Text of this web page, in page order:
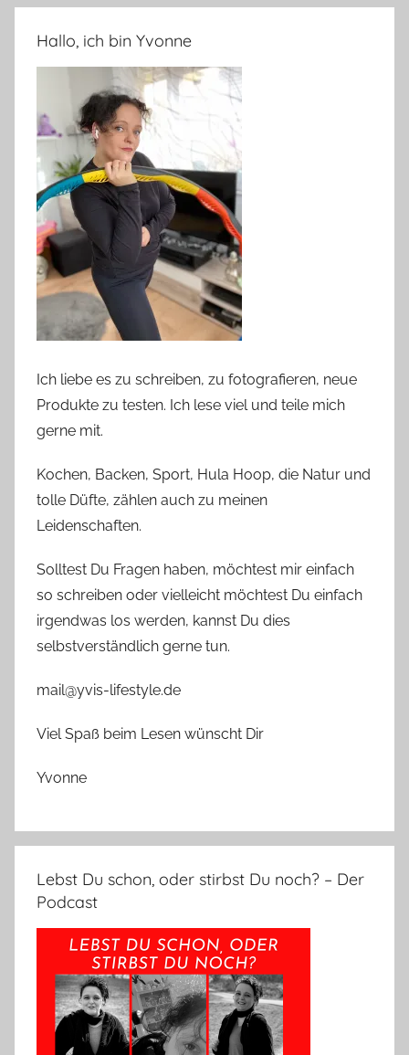
Hallo, ich bin Yvonne
Ich liebe es zu schreiben, zu fotografieren, neue
Produkte zu testen. Ich lese viel und teile mich
gerne mit.
Kochen, Backen, Sport, Hula Hoop, die Natur und
tolle Düfte, zählen auch zu meinen
Leidenschaften.
Solltest Du Fragen haben, möchtest mir einfach
so schreiben oder vielleicht möchtest Du einfach
irgendwas los werden, kannst Du dies
selbstverständlich gerne tun.
mail@yvis-lifestyle.de
Viel Spaß beim Lesen wünscht Dir
Yvonne
Lebst Du schon, oder stirbst Du noch? – Der
Podcast